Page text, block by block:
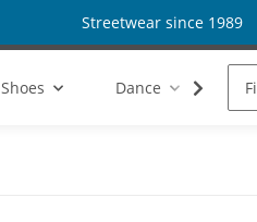
Streetwear since 1989
Shoes Dance